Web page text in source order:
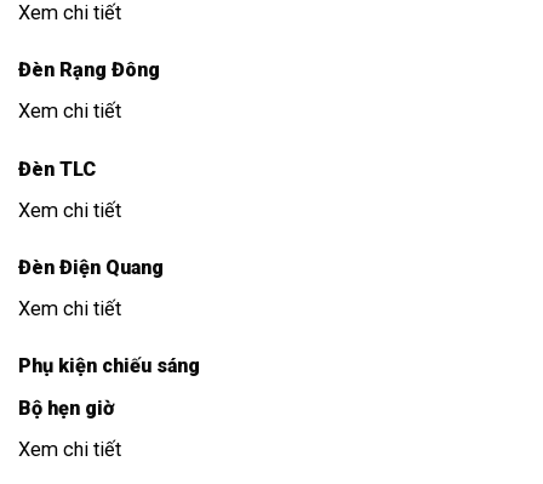
Xem chi tiết
Đèn Rạng Đông
Xem chi tiết
Đèn TLC
Xem chi tiết
Đèn Điện Quang
Xem chi tiết
Phụ kiện chiếu sáng
Bộ hẹn giờ
Xem chi tiết